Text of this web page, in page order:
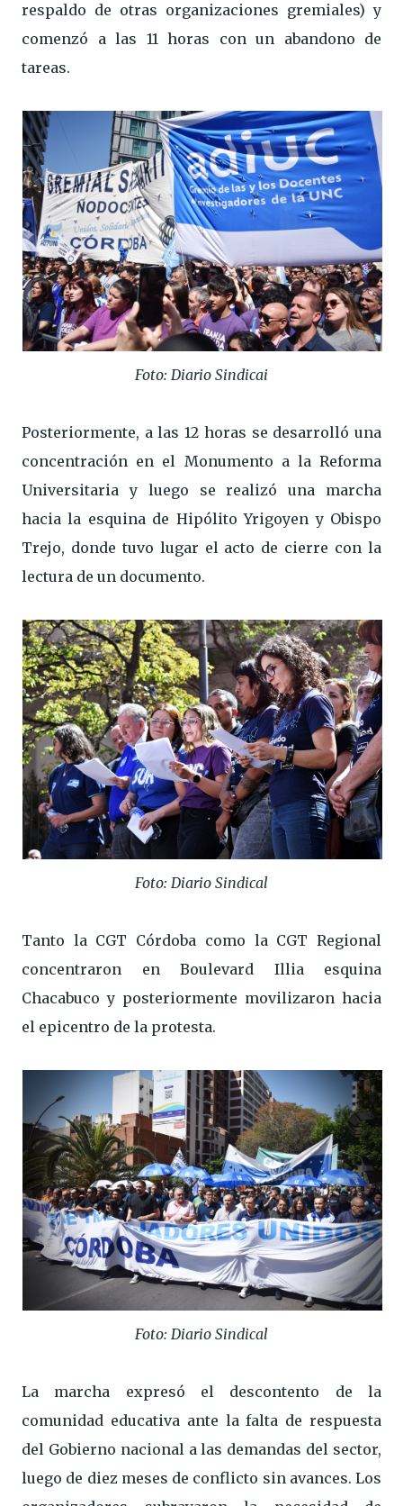
respaldo de otras organizaciones gremiales) y
comenzó a las 11 horas con un abandono de
tareas.
Foto: Diario Sindicai
Posteriormente, a las 12 horas se desarrolló una
concentración en el Monumento a la Reforma
Universitaria y luego se realizó una marcha
hacia la esquina de Hipólito Yrigoyen y Obispo
Trejo, donde tuvo lugar el acto de cierre con la
lectura de un documento.
Foto: Diario Sindical
Tanto la CGT Córdoba como la CGT Regional
concentraron en Boulevard Illia esquina
Chacabuco y posteriormente movilizaron hacia
el epicentro de la protesta.
Foto: Diario Sindical
La marcha expresó el descontento de la
comunidad educativa ante la falta de respuesta
del Gobierno nacional a las demandas del sector,
luego de diez meses de conflicto sin avances. Los